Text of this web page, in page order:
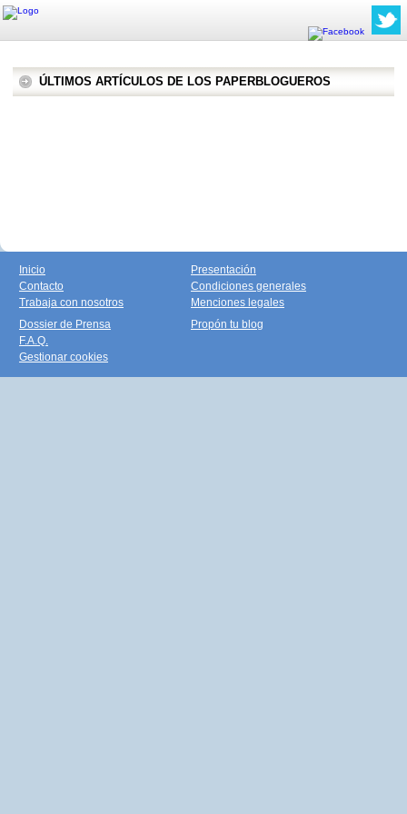
ÚLTIMOS ARTÍCULOS DE LOS PAPERBLOGUEROS
Inicio
Contacto
Trabaja con nosotros
Presentación
Condiciones generales
Menciones legales
Dossier de Prensa
F.A.Q.
Gestionar cookies
Propón tu blog